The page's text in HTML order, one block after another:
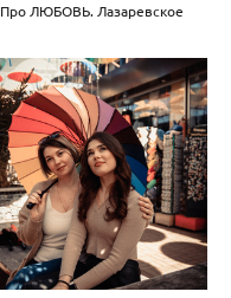
Про ЛЮБОВЬ. Лазаревское